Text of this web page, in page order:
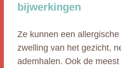
bijwerkingen
Ze kunnen een
zwelling van het gezicht,
ademhalen. Ook de